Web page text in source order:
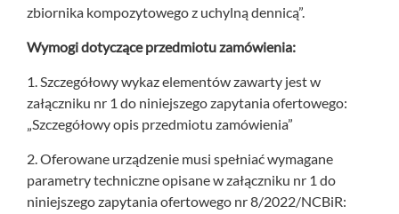
zbiornika kompozytowego z uchylną dennicą”.
Wymogi dotyczące przedmiotu zamówienia:
1. Szczegółowy wykaz elementów zawarty jest w
załączniku nr 1 do niniejszego zapytania ofertowego:
„Szczegółowy opis przedmiotu zamówienia”
2. Oferowane urządzenie musi spełniać wymagane
parametry techniczne opisane w załączniku nr 1 do
niniejszego zapytania ofertowego nr 8/2022/NCBiR: